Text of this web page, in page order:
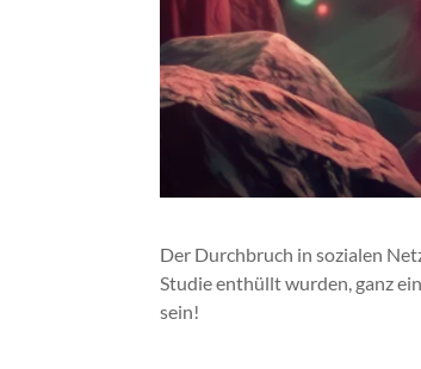
Der Durchbruch in sozialen
Studie enthüllt wurden, ganz
sein!